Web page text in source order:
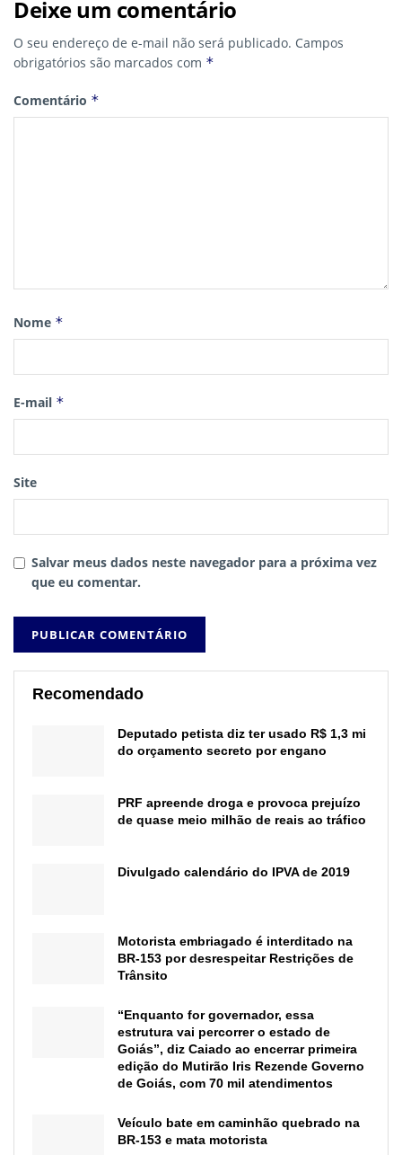
Deixe um comentário
O seu endereço de e-mail não será publicado. Campos
obrigatórios são marcados com *
Comentário *
Nome *
E-mail *
Site
Salvar meus dados neste navegador para a próxima vez
que eu comentar.
Recomendado
Deputado petista diz ter usado R$ 1,3 mi
do orçamento secreto por engano
PRF apreende droga e provoca prejuízo
de quase meio milhão de reais ao tráfico
Divulgado calendário do IPVA de 2019
Motorista embriagado é interditado na
BR-153 por desrespeitar Restrições de
Trânsito
“Enquanto for governador, essa
estrutura vai percorrer o estado de
Goiás”, diz Caiado ao encerrar primeira
edição do Mutirão Iris Rezende Governo
de Goiás, com 70 mil atendimentos
Veículo bate em caminhão quebrado na
BR-153 e mata motorista